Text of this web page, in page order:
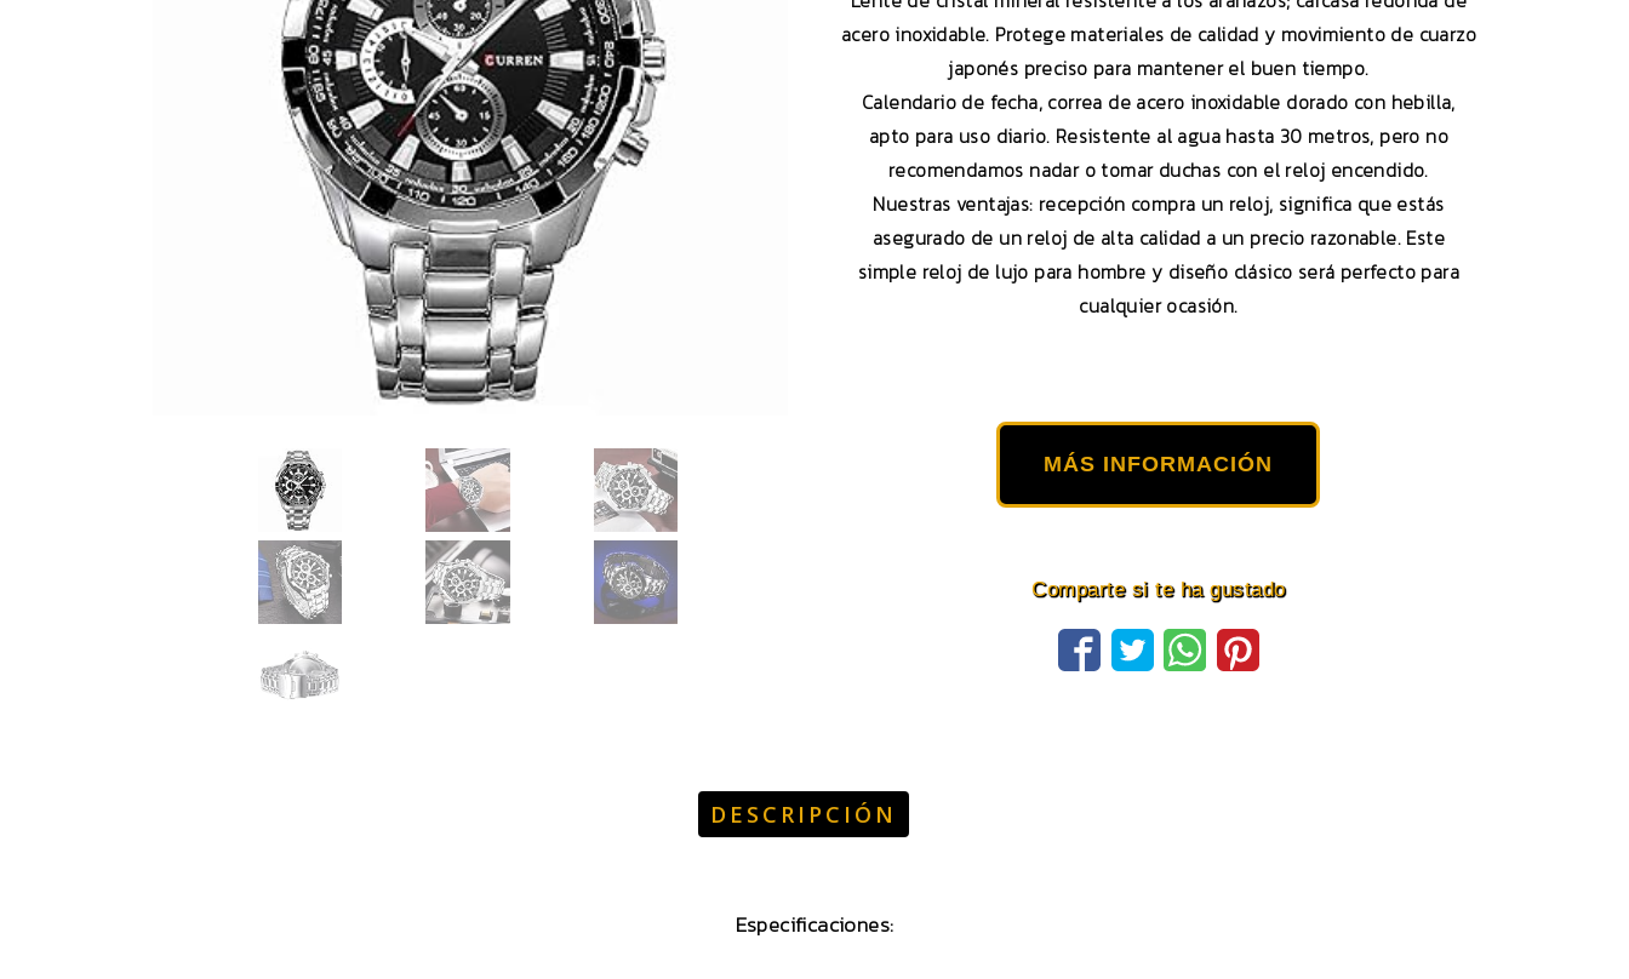
acero inoxidable. Protege materiales de calidad y movimiento de cuarzo
japonés preciso para mantener el buen tiempo.
Calendario de fecha, correa de acero inoxidable dorado con hebilla,
apto para uso diario. Resistente al agua hasta 30 metros, pero no
recomendamos nadar o tomar duchas con el reloj encendido.
Nuestras ventajas: recepción compra un reloj, significa que estás
asegurado de un reloj de alta calidad a un precio razonable. Este
simple reloj de lujo para hombre y diseño clásico será perfecto para
cualquier ocasión.
MÁS INFORMACIÓN
Comparte si te ha gustado
DESCRIPCIÓN
Especificaciones: